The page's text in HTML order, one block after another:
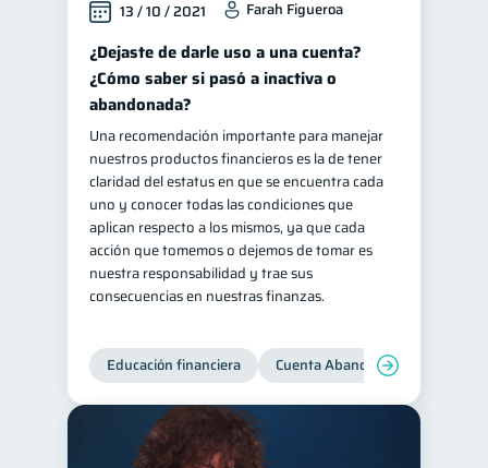
13 / 10 / 2021 Farah Figueroa
¿Dejaste de darle uso a una cuenta?
¿Cómo saber si pasó a inactiva o
abandonada?
Una recomendación importante para manejar
nuestros productos financieros es la de tener
claridad del estatus en que se encuentra cada
uno y conocer todas las condiciones que
aplican respecto a los mismos, ya que cada
acción que tomemos o dejemos de tomar es
nuestra responsabilidad y trae sus
consecuencias en nuestras finanzas.
Educación financiera Cuenta Abandonada